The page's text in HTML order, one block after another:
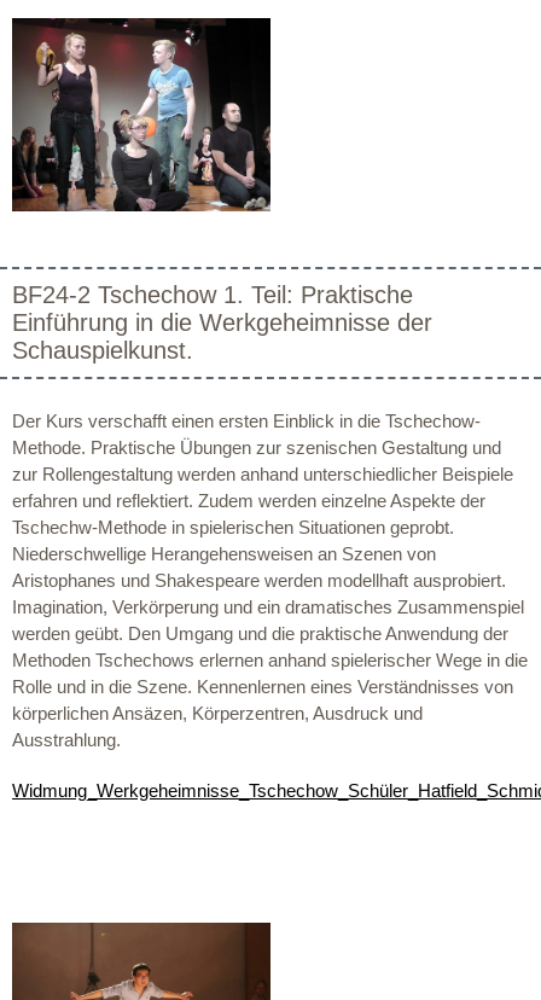
BF24-2 Tschechow 1. Teil: Praktische
Einführung in die Werkgeheimnisse der
Schauspielkunst.
Der Kurs verschafft einen ersten Einblick in die Tschechow-
Methode. Praktische Übungen zur szenischen Gestaltung und
zur Rollengestaltung werden anhand unterschiedlicher Beispiele
erfahren und reflektiert. Zudem werden einzelne Aspekte der
Tschechw-Methode in spielerischen Situationen geprobt.
Niederschwellige Herangehensweisen an Szenen von
Aristophanes und Shakespeare werden modellhaft ausprobiert.
Imagination, Verkörperung und ein dramatisches Zusammenspiel
werden geübt. Den Umgang und die praktische Anwendung der
Methoden Tschechows erlernen anhand spielerischer Wege in die
Rolle und in die Szene. Kennenlernen eines Verständnisses von
körperlichen Ansäzen, Körperzentren, Ausdruck und
Ausstrahlung.